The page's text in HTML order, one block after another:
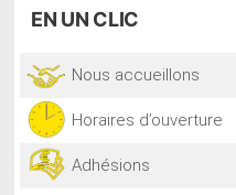
EN UN CLIC
Nous accueillons
Horaires d’ouverture
Adhésions